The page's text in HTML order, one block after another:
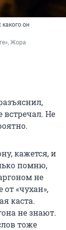
он
Жора
встречал. Не
кажется, и
помню,
не
«чухан»,
каста.
не знают.
тоже